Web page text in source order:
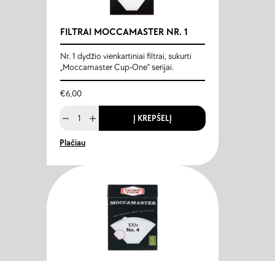
FILTRAI MOCCAMASTER NR. 1
Nr. 1 dydžio vienkartiniai filtrai, sukurti
„Moccamaster Cup-One“ serijai.
€6,00
Į KREPŠELĮ
Plačiau